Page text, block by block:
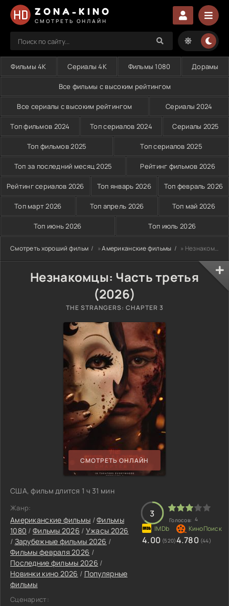
ZONA-KINO
СМОТРЕТЬ ОНЛАЙН
Фильмы 4K Сериалы 4K Фильмы 1080 Дорамы
Все фильмы с высоким рейтингом
Все сериалы с высоким рейтингом Сериалы 2024
Топ фильмов 2024 Топ сериалов 2024 Сериалы 2025
Топ фильмов 2025 Топ сериалов 2025
Топ за последний месяц 2025 Рейтинг фильмов 2026
Рейтинг сериалов 2026 Топ январь 2026 Топ февраль 2026
Топ март 2026 Топ апрель 2026 Топ май 2026
Топ июнь 2026 Топ июль 2026
Смотреть хороший фильм »Американские фильмы » Незнакомцы: Часть третья (2026)
Незнакомцы: Часть третья
(2026)
THE STRANGERS: CHAPTER 3
СМОТРЕТЬ ОНЛАЙН
США, фильм длится 1 ч 31 мин
Жанр:
Американские фильмы /Фильмы
1080 / Фильмы 2026 / Ужасы 2026
/ Зарубежные фильмы 2026 /
Фильмы февраля 2026 /
Последние фильмы 2026 /
Новинки кино 2026 / Популярные
фильмы
Сценарист:
3
Голосов: 4
4.00 (520)4.780 (44)